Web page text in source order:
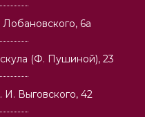
6а
(Ф. Пушиной), 23
И. Выговского, 42